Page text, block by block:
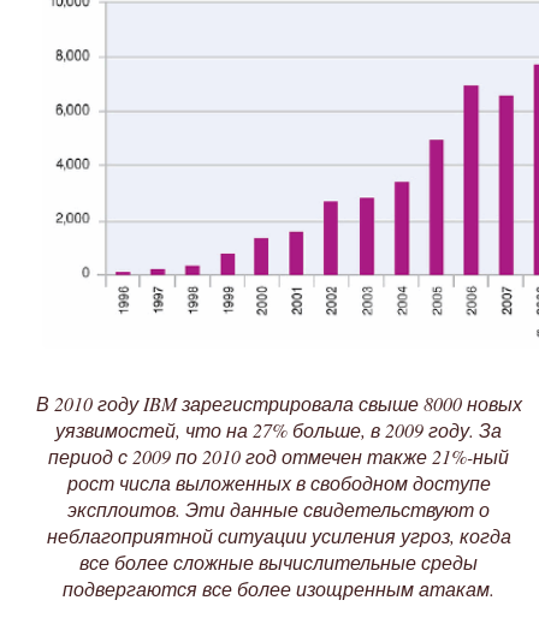
В 2010 годуIBM зарегистрировала свыше 8000 новых
уязвимостей, что на 27% больше, в 2009 году. За
период с 2009 по 2010 год отмечен также 21%-ный
рост числа выложенных в свободном доступе
эксплоитов. Эти данные свидетельствуют о
неблагоприятной ситуации усиления угроз, когда
все более сложные вычислительные среды
подвергаются все более изощренным атакам.